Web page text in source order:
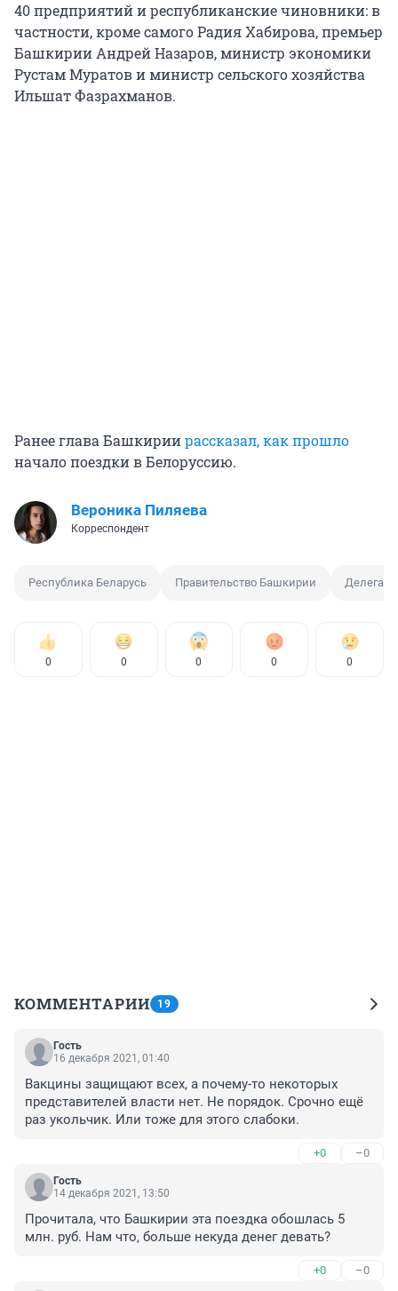
40 предприятий и республиканские чиновники: в
частности, кроме самого Радия Хабирова, премьер
Башкирии Андрей Назаров, министр экономики
Рустам Муратов и министр сельского хозяйства
Ильшат Фазрахманов.
Ранее глава Башкириирассказал, как прошло
начало поездки в Белоруссию.
Вероника Пиляева
Корреспондент
Республика Беларусь Правительство Башкирии
0 0 0 0 0
КОММЕНТАРИИ 19
Гость
16 декабря 2021, 01:40
Вакцины защищают всех, а почему-то некоторых
представителей власти нет. Не порядок. Срочно ещё
раз укольчик. Или тоже для этого слабоки.
+0 –0
Гость
14 декабря 2021, 13:50
Прочитала, что Башкирии эта поездка обошлась 5
млн. руб. Нам что, больше некуда денег девать?
+0 –0